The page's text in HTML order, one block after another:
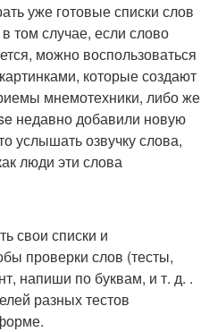
уже готовые списки слов
том случае, если слово
можно воспользоваться
которые создают
мнемотехники, либо же
недавно добавили новую
услышать озвучку слова,
люди эти слова
свои списки и
проверки слов (тесты,
напиши по буквам, и т. д. .
разных тестов